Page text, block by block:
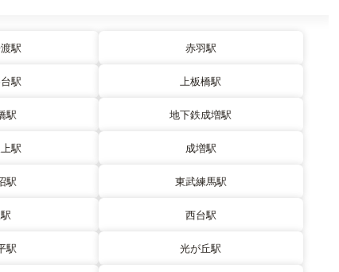
駅 赤羽駅
駅 上板橋駅
駅 地下鉄成増駅
駅 成増駅
駅 東武練馬駅
西台駅
駅 光が丘駅